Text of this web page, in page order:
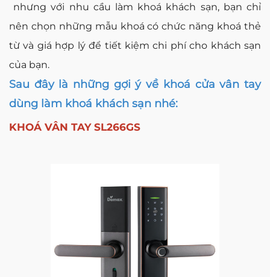
nhưng với nhu cầu làm khoá khách sạn, bạn chỉ
nên chọn những mẫu khoá có chức năng khoá thẻ
từ và giá hợp lý để tiết kiệm chi phí cho khách sạn
của bạn.
Sau đây là những gợi ý về khoá cửa vân tay
dùng làm khoá khách sạn nhé:
KHOÁ VÂN TAY SL266GS